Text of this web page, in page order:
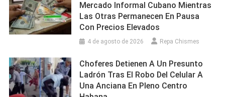
Mercado Informal Cubano Mientras
Las Otras Permanecen En Pausa
Con Precios Elevados
4 de agosto de 2026 Repa Chismes
Choferes Detienen A Un Presunto
Ladrón Tras El Robo Del Celular A
Una Anciana En Pleno Centro